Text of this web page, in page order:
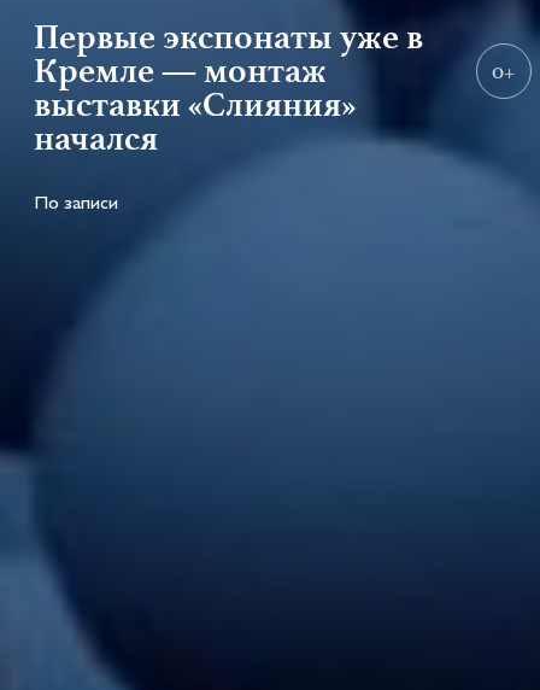
Первые экспонаты уже в
Кремле — монтаж
выставки «Слияния»
начался
По записи
0+